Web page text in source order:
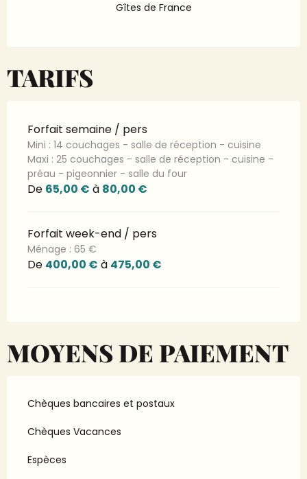
Gîtes de France
TARIFS
Forfait semaine / pers
Mini : 14 couchages - salle de réception - cuisine
Maxi : 25 couchages - salle de réception - cuisine -
préau - pigeonnier - salle du four
De 65,00 € à 80,00 €
Forfait week-end / pers
Ménage : 65 €
De 400,00 € à 475,00 €
MOYENS DE PAIEMENT
Chèques bancaires et postaux
Chèques Vacances
Espèces